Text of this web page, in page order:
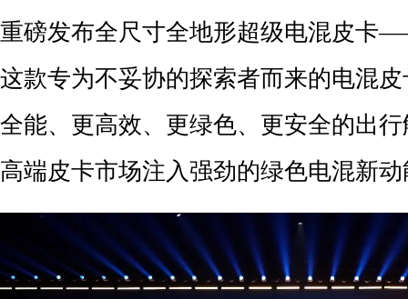
重磅发布全尺寸全地形超级电混皮卡
这款专为不妥协的探索者而来的电混
全能、更高效、更绿色、更安全的出
高端皮卡市场注入强劲的绿色电混新